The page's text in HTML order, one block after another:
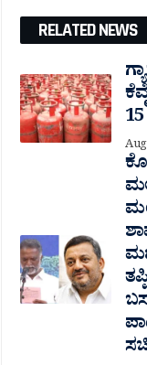
RELATED NEWS